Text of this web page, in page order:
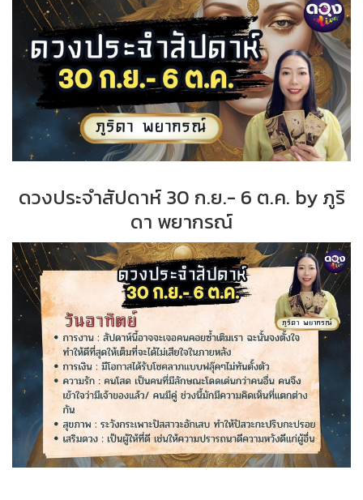
ดวงประจำสัปดาห์ 30 ก.ย.- 6 ต.ค. by ภูริ
ดา พยากรณ์